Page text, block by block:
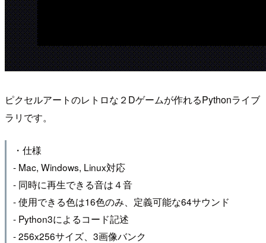
ピクセルアートのレトロな２Dゲームが作れるPythonライブ
ラリです。
・仕様
- Mac, Windows, Linux対応
- 同時に再生できる音は４音
- 使用できる色は16色のみ、定義可能な64サウンド
- Python3によるコード記述
- 256x256サイズ、3画像バンク